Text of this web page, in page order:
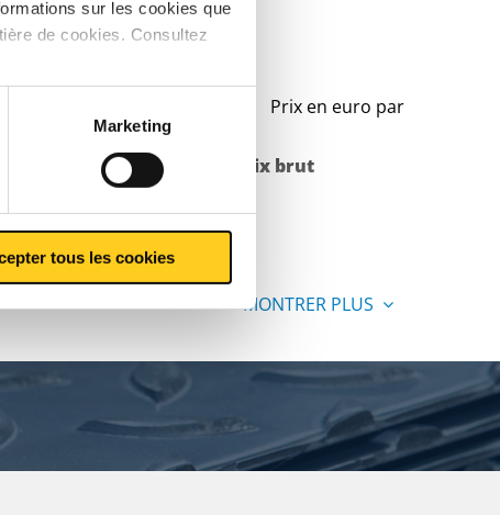
sur les cookies que
de cookies. Consultez
Marketing
tous les cookies
Prix en euro par
Poids des pièces en
kg
Prix brut
MONTRER PLUS